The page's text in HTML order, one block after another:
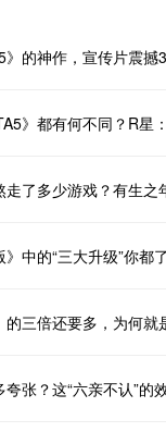
》的神作，宣传片震撼
》都有何不同？R星
了多少游戏？有生之
中的“三大升级”你都
三倍还要多，为何就
夸张？这“六亲不认”的